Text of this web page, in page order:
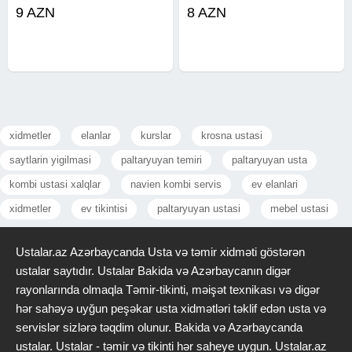
Qiymətlər razılaşma yolu ilə
9 AZN 8 AZN
xidmetler elanlar kurslar krosna ustasi
saytlarin yigilmasi paltaryuyan temiri paltaryuyan usta
kombi ustasi xalqlar navien kombi servis ev elanlari
xidmetler ev tikintisi paltaryuyan ustasi mebel ustasi
Ustalar.az Azərbaycanda Usta və təmir xidməti göstərən
ustalar saytıdır. Ustalar Bakida və Azərbaycanın digər
rayonlarında olmaqla Təmir-tikinti, məişət texnikası və digər
hər sahəyə uyğun peşəkar usta xidmətləri təklif edən usta və
servislər sizlərə təqdim olunur. Bakida və Azərbaycanda
ustalar. Ustalar - təmir və tikinti hər saheye uygun. Ustalar.az